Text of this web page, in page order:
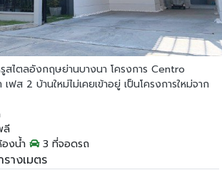
รูสไตลอังกฤษย่านบางนา โครงการ Centro
ฟส 2 บ้านใหม่ไม่เคยเข้าอยู่ เป็นโครงการใหม่จาก
ลี
งน้ำ 3 ที่จอดรถ
างเมตร